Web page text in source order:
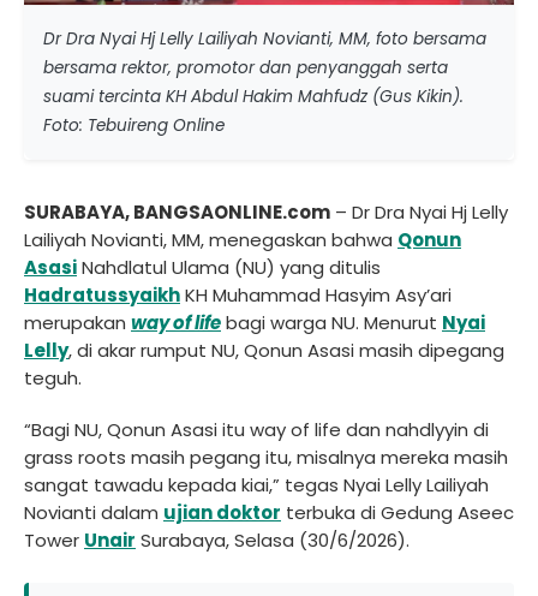
Dr Dra Nyai Hj Lelly Lailiyah Novianti, MM, foto bersama
bersama rektor, promotor dan penyanggah serta
suami tercinta KH Abdul Hakim Mahfudz (Gus Kikin).
Foto: Tebuireng Online
SURABAYA, BANGSAONLINE.com – Dr Dra Nyai Hj Lelly
Lailiyah Novianti, MM, menegaskan bahwa Qonun
AsasiNahdlatul Ulama (NU) yang ditulis
HadratussyaikhKH Muhammad Hasyim Asy’ari
merupakan way of lifebagi warga NU. Menurut Nyai
Lelly, di akar rumput NU, Qonun Asasi masih dipegang
teguh.
“Bagi NU, Qonun Asasi itu way of life dan nahdlyyin di
grass roots masih pegang itu, misalnya mereka masih
sangat tawadu kepada kiai,” tegas Nyai Lelly Lailiyah
Novianti dalam ujian doktor terbuka di Gedung Aseec
Tower Unair Surabaya, Selasa (30/6/2026).